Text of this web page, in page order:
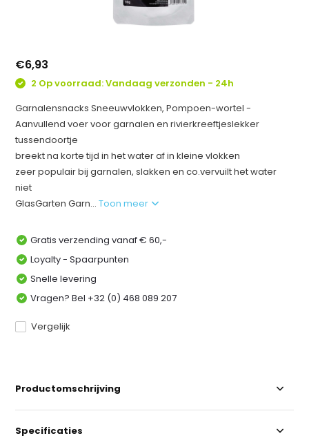
€6,93
2 Op voorraad: Vandaag verzonden - 24h
Garnalensnacks Sneeuwvlokken, Pompoen-wortel -
Aanvullend voer voor garnalen en rivierkreeftjeslekker
tussendoortje
breekt na korte tijd in het water af in kleine vlokken
zeer populair bij garnalen, slakken en co.vervuilt het water
niet
GlasGarten Garn...Toon meer
Gratis verzending vanaf € 60,-
Loyalty - Spaarpunten
Snelle levering
Vragen? Bel +32 (0) 468 089 207
Vergelijk
Productomschrijving
Specificaties